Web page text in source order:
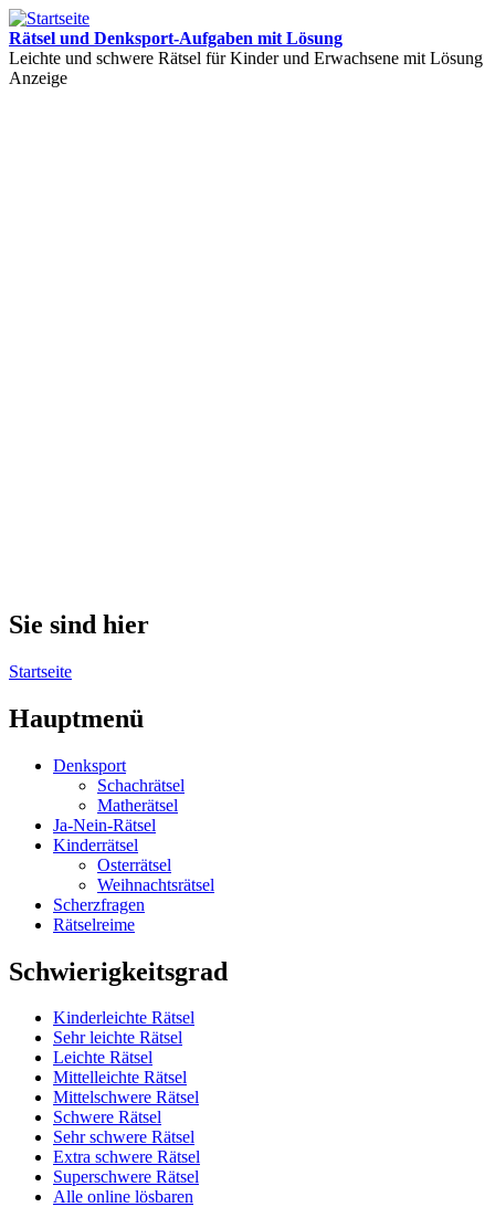
Rätsel und Denksport-Aufgaben mit Lösung
Leichte und schwere Rätsel für Kinder und Erwachsene mit Lösung
Anzeige
Sie sind hier
Startseite
Hauptmenü
Denksport
Schachrätsel
Matherätsel
Ja-Nein-Rätsel
Kinderrätsel
Osterrätsel
Weihnachtsrätsel
Scherzfragen
Rätselreime
Schwierigkeitsgrad
Kinderleichte Rätsel
Sehr leichte Rätsel
Leichte Rätsel
Mittelleichte Rätsel
Mittelschwere Rätsel
Schwere Rätsel
Sehr schwere Rätsel
Extra schwere Rätsel
Superschwere Rätsel
Alle online lösbaren